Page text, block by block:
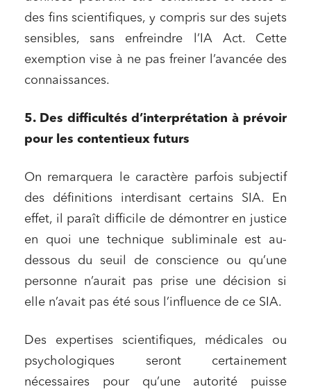
des fins scientifiques, y compris sur des sujets
sensibles, sans enfreindre l’IA Act. Cette
exemption vise à ne pas freiner l’avancée des
connaissances.
5. Des difficultés d’interprétation à prévoir
pour les contentieux futurs
On remarquera le caractère parfois subjectif
des définitions interdisant certains SIA. En
effet, il paraît difficile de démontrer en justice
en quoi une technique subliminale est au-
dessous du seuil de conscience ou qu’une
personne n’aurait pas prise une décision si
elle n’avait pas été sous l’influence de ce SIA.
Des expertises scientifiques, médicales ou
psychologiques seront certainement
nécessaires pour qu’une autorité puisse